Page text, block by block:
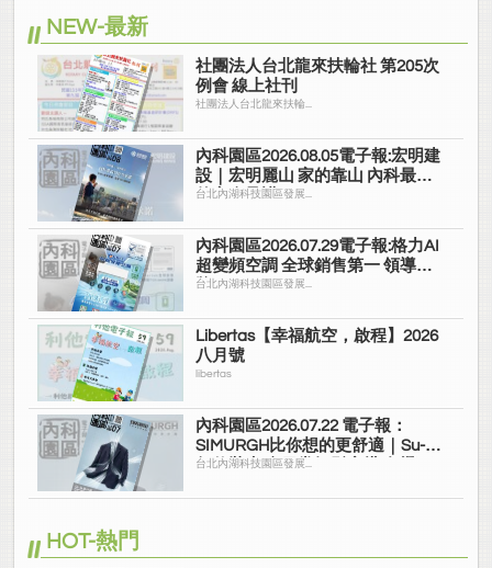
NEW-最新
社團法人台北龍來扶輪社 第205次
例會 線上社刊
社團法人台北龍來扶輪...
內科園區2026.08.05電子報:宏明建
設｜宏明麗山 家的靠山 內科最高
的安全承諾
台北內湖科技園區發展...
內科園區2026.07.29電子報:格力AI
超變頻空調 全球銷售第一 領導品
牌
台北內湖科技園區發展...
Libertas【幸福航空，啟程】2026
八月號
libertas
內科園區2026.07.22 電子報：
SIMURGH比你想的更舒適｜Su-Si
舒仕裝 都會日常輕鬆穿搭 免燙可
台北內湖科技園區發展...
HOT-熱門